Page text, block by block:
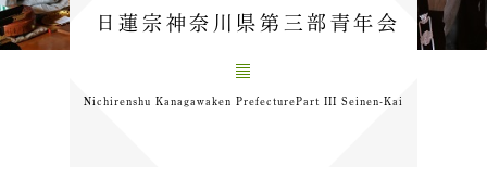
日蓮宗神奈川県第三部青年会
Nichirenshu Kanagawaken PrefecturePart III Seinen-Kai